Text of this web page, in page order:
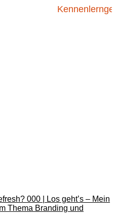
000 | Los geht’s – Mein
Thema Branding und